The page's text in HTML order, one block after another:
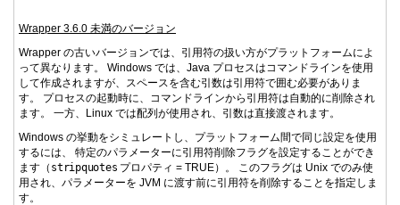
Wrapper 3.6.0 未満のバージョン
Wrapper の古いバージョンでは、引用符の扱い方がプラットフォームによ
って異なります。 Windows では、Java プロセスはコマンドラインを使用
して作成されますが、スペースを含む引数は引用符で囲む必要がありま
す。 プロセスの起動時に、コマンドラインから引用符は自動的に削除され
ます。 一方、Linux では配列が使用され、引数は直接渡されます。
Windows の挙動をシミュレートし、プラットフォーム間で同じ設定を使用
するには、 特定のパラメーターに引用符削除フラグを設定することができ
ます（ stripquotes プロパティ = TRUE）。 このフラグは Unix でのみ使
用され、パラメーターを JVM に渡す前に引用符を削除することを指定しま
す。